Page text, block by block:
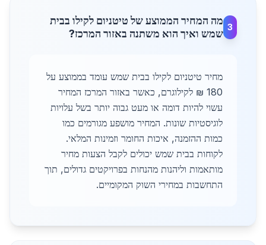
3
מה המחיר הממוצע של טיטניום לקילו בבית
שמש ואיך הוא משתנה באזור המרכז?
מחיר טיטניום לקילו בבית שמש עומד בממוצע על
180 ₪ לקילוגרם, כאשר באזור המרכז המחיר
עשוי להיות דומה או מעט גבוה יותר בשל עלויות
לוגיסטיות שונות. המחיר מושפע מגורמים כמו
כמות ההזמנה, איכות החומר וזמינות המלאי.
לקוחות בבית שמש יכולים לקבל הצעות מחיר
מותאמות וליהנות מהנחות בפרויקטים גדולים, תוך
התחשבות במחירי השוק המקומיים.